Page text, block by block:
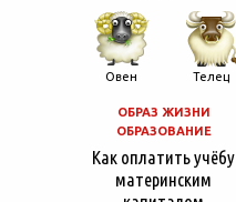
Овен Телец
ОБРАЗ ЖИЗНИ
ОБРАЗОВАНИЕ
Как оплатить учёбу
материнским